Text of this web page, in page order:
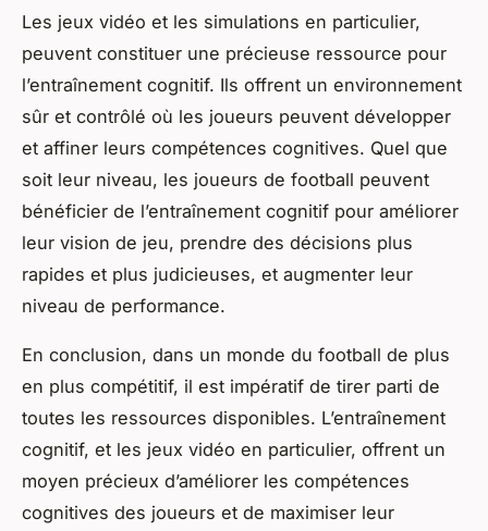
Les jeux vidéo et les simulations en particulier,
peuvent constituer une précieuse ressource pour
l’entraînement cognitif. Ils offrent un environnement
sûr et contrôlé où les joueurs peuvent développer
et affiner leurs compétences cognitives. Quel que
soit leur niveau, les joueurs de football peuvent
bénéficier de l’entraînement cognitif pour améliorer
leur vision de jeu, prendre des décisions plus
rapides et plus judicieuses, et augmenter leur
niveau de performance.
En conclusion, dans un monde du football de plus
en plus compétitif, il est impératif de tirer parti de
toutes les ressources disponibles. L’entraînement
cognitif, et les jeux vidéo en particulier, offrent un
moyen précieux d’améliorer les compétences
cognitives des joueurs et de maximiser leur